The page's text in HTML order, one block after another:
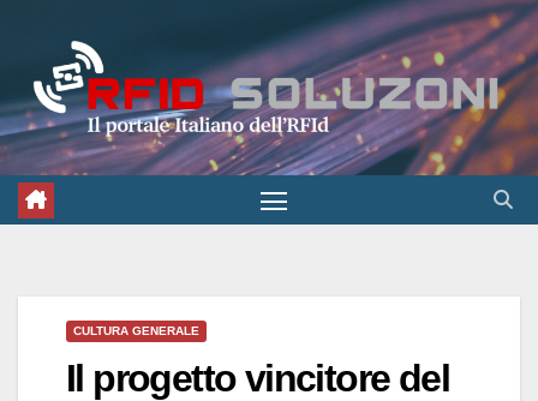
contenuto
CULTURA GENERALE
Il progetto vincitore del